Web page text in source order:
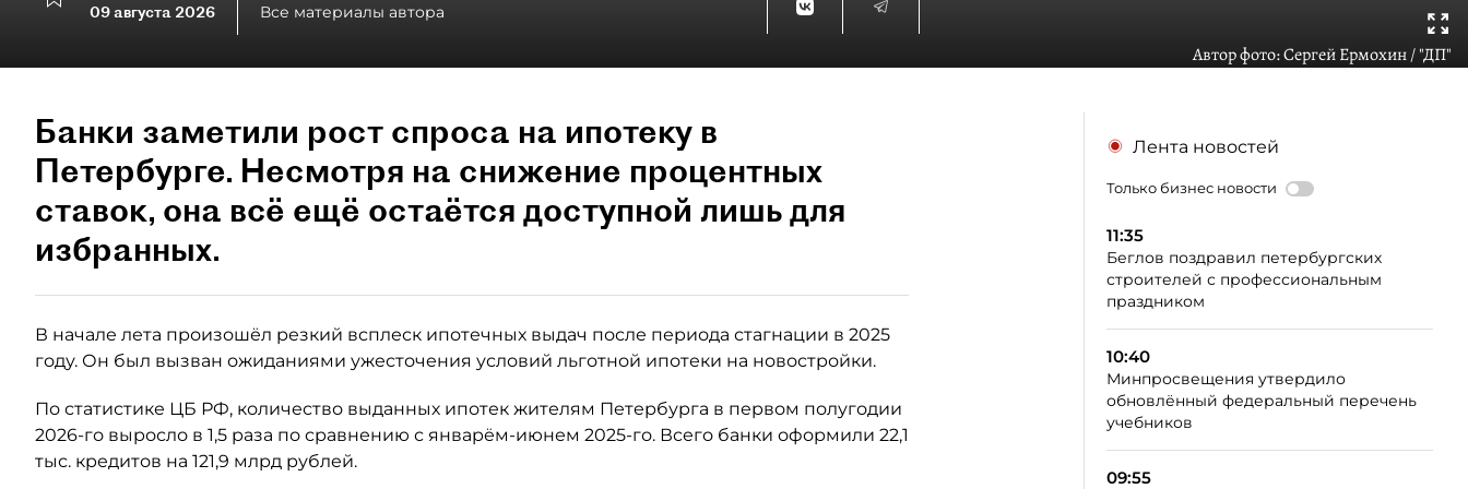
09 августа 2026
Все материалы автора
Автор фото:Сергей Ермохин / "ДП"
Банки заметили рост спроса на ипотеку в
Петербурге. Несмотря на снижение процентных
ставок, она всё ещё остаётся доступной лишь для
избранных.
В начале лета произошёл резкий всплеск ипотечных выдач после периода стагнации в 2025
году. Он был вызван ожиданиями ужесточения условий льготной ипотеки на новостройки.
По статистике ЦБ РФ, количество выданных ипотек жителям Петербурга в первом полугодии
2026-го выросло в 1,5 раза по сравнению с январём-июнем 2025-го. Всего банки оформили 22,1
тыс. кредитов на 121,9 млрд рублей.
Лента новостей
Только бизнес новости
11:35
Беглов поздравил петербургских
строителей с профессиональным
праздником
10:40
Минпросвещения утвердило
обновлённый федеральный перечень
учебников
09:55